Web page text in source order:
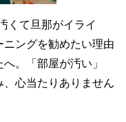
くて旦那がイライ
ングを勧めたい理由
。「部屋が汚い」
、心当たりありません